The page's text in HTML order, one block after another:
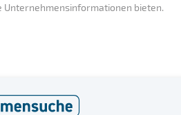
Unternehmensinformationen bieten.